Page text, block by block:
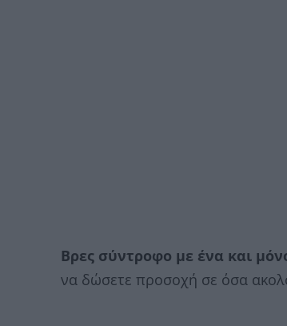
Βρες σύντροφο με ένα και
να δώσετε προσοχή σε όσα